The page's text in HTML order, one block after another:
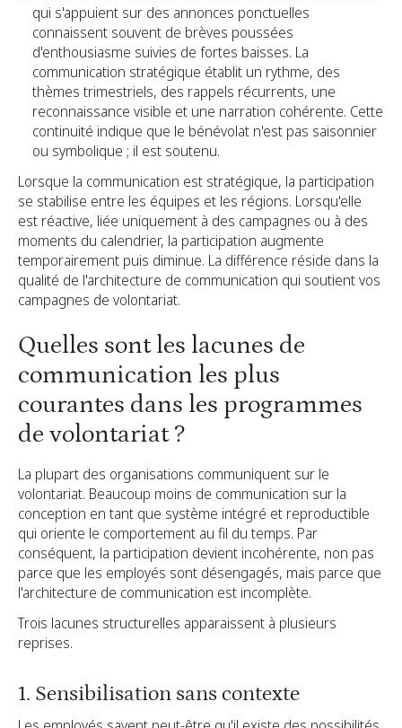
qui s'appuient sur des annonces ponctuelles
connaissent souvent de brèves poussées
d'enthousiasme suivies de fortes baisses. La
communication stratégique établit un rythme, des
thèmes trimestriels, des rappels récurrents, une
reconnaissance visible et une narration cohérente. Cette
continuité indique que le bénévolat n'est pas saisonnier
ou symbolique ; il est soutenu.
Lorsque la communication est stratégique, la participation
se stabilise entre les équipes et les régions. Lorsqu'elle
est réactive, liée uniquement à des campagnes ou à des
moments du calendrier, la participation augmente
temporairement puis diminue. La différence réside dans la
qualité de l'architecture de communication qui soutient vos
campagnes de volontariat.
Quelles sont les lacunes de
communication les plus
courantes dans les programmes
de volontariat ?
La plupart des organisations communiquent sur le
volontariat. Beaucoup moins de communication sur la
conception en tant que système intégré et reproductible
qui oriente le comportement au fil du temps. Par
conséquent, la participation devient incohérente, non pas
parce que les employés sont désengagés, mais parce que
l'architecture de communication est incomplète.
Trois lacunes structurelles apparaissent à plusieurs
reprises.
1. Sensibilisation sans contexte